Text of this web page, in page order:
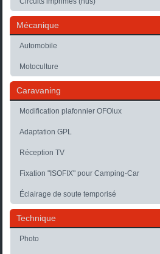
Mécanique
Automobile
Motoculture
Caravaning
Modification plafonnier OFOlux
Adaptation GPL
Réception TV
Fixation "ISOFIX" pour Camping-Car
Éclairage de soute temporisé
Technique
Photo